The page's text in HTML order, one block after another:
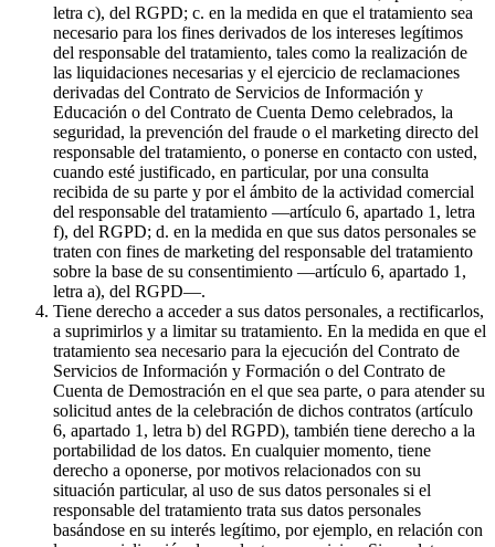
letra c), del RGPD; c. en la medida en que el tratamiento sea
necesario para los fines derivados de los intereses legítimos
del responsable del tratamiento, tales como la realización de
las liquidaciones necesarias y el ejercicio de reclamaciones
derivadas del Contrato de Servicios de Información y
Educación o del Contrato de Cuenta Demo celebrados, la
seguridad, la prevención del fraude o el marketing directo del
responsable del tratamiento, o ponerse en contacto con usted,
cuando esté justificado, en particular, por una consulta
recibida de su parte y por el ámbito de la actividad comercial
del responsable del tratamiento —artículo 6, apartado 1, letra
f), del RGPD; d. en la medida en que sus datos personales se
traten con fines de marketing del responsable del tratamiento
sobre la base de su consentimiento —artículo 6, apartado 1,
letra a), del RGPD—.
Tiene derecho a acceder a sus datos personales, a rectificarlos,
a suprimirlos y a limitar su tratamiento. En la medida en que el
tratamiento sea necesario para la ejecución del Contrato de
Servicios de Información y Formación o del Contrato de
Cuenta de Demostración en el que sea parte, o para atender su
solicitud antes de la celebración de dichos contratos (artículo
6, apartado 1, letra b) del RGPD), también tiene derecho a la
portabilidad de los datos. En cualquier momento, tiene
derecho a oponerse, por motivos relacionados con su
situación particular, al uso de sus datos personales si el
responsable del tratamiento trata sus datos personales
basándose en su interés legítimo, por ejemplo, en relación con